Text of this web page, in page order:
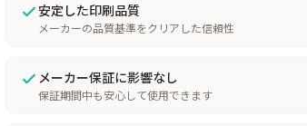
安定した印刷品質
メーカーの品質基準をクリアした信頼性
メーカー保証に影響なし
保証期間中も安心して使用できます